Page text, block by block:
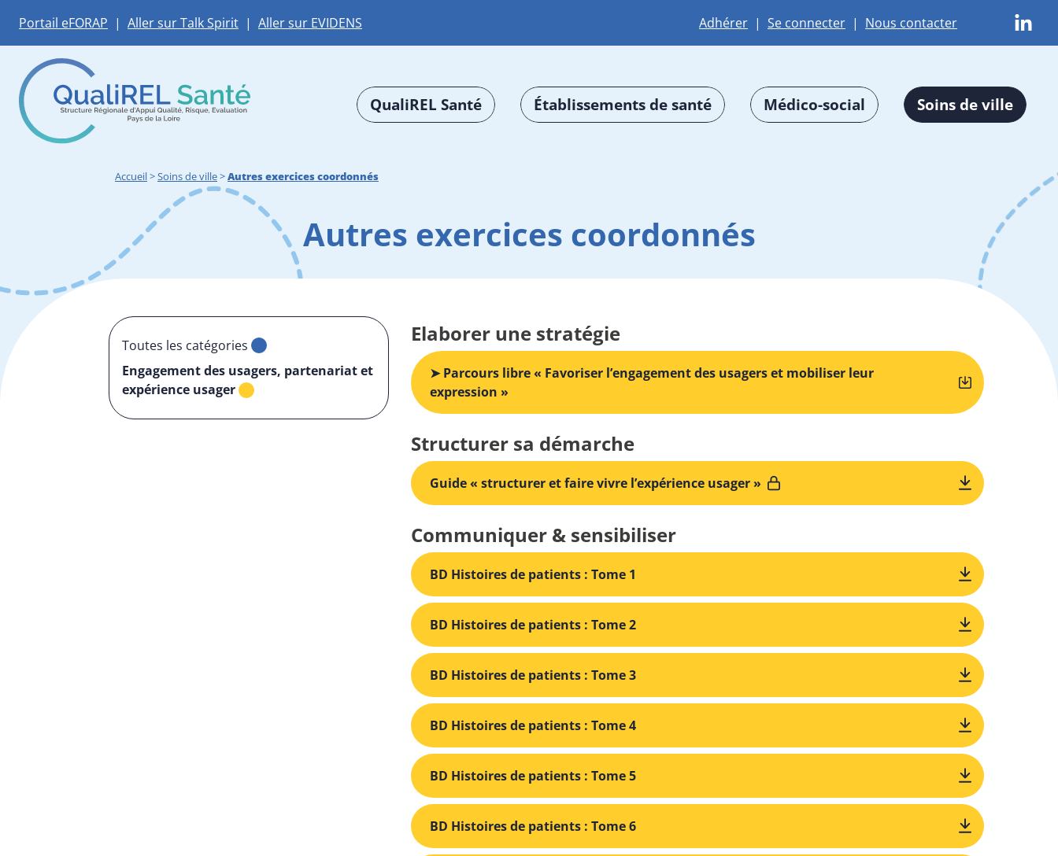
Portail eFORAP | Aller sur Talk Spirit | Aller sur EVIDENS Adhérer | Se connecter | Nous contacter
QualiREL Santé Établissements de santé Médico-social Soins de ville
Accueil>Soins de ville>Autres exercices coordonnés
Autres exercices coordonnés
Toutes les catégories
Engagement des usagers, partenariat et
expérience usager
Elaborer une stratégie
➤ Parcours libre « Favoriser l’engagement des usagers et mobiliser leur
expression »
Structurer sa démarche
Guide « structurer et faire vivre l’expérience usager »
Communiquer & sensibiliser
BD Histoires de patients : Tome 1
BD Histoires de patients : Tome 2
BD Histoires de patients : Tome 3
BD Histoires de patients : Tome 4
BD Histoires de patients : Tome 5
BD Histoires de patients : Tome 6